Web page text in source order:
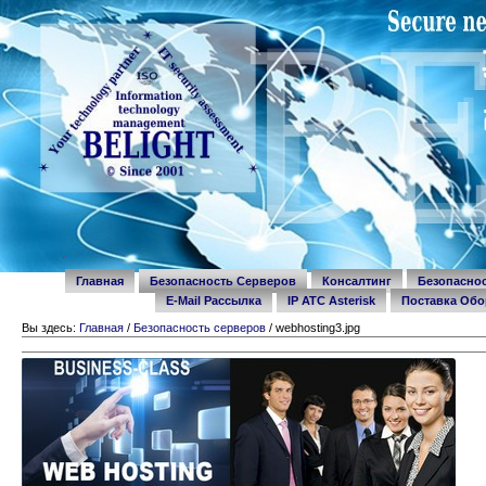
Главная Безопасность Серверов Консалтинг
E-Mail Рассылка
IP ATC Asterisk Поставка
Вы здесь: Главная / Безопасность серверов / webhosting3.jpg